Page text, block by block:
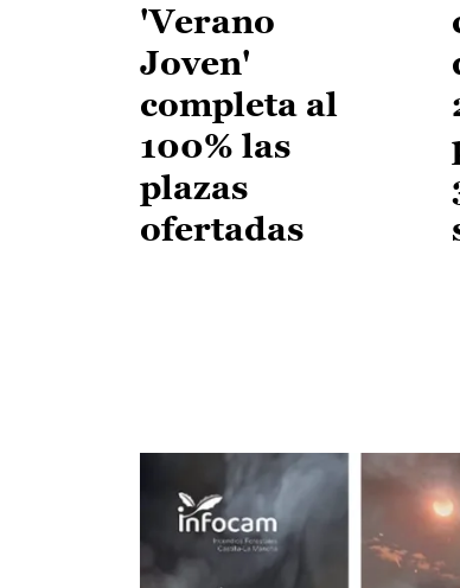
'Verano
Joven'
completa al
100% las
plazas
ofertadas